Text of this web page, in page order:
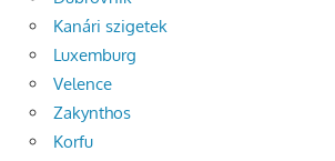
Kanári szigetek
Luxemburg
Velence
Zakynthos
Korfu